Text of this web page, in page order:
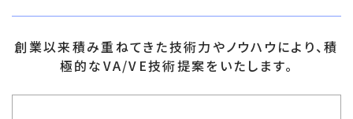
創業以来積み重ねてきた技術力やノウハウにより、積
極的なVA/VE技術提案をいたします。